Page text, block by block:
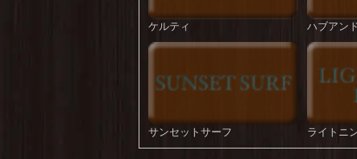
ケルティ ハブアン
サンセットサーフ ライトニ